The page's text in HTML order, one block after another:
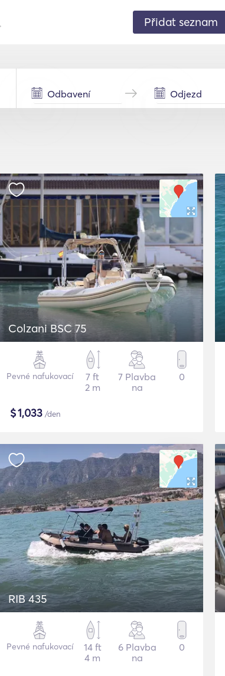
Přidat seznam
Colzani BSC 75
Pevné nafukovací
7 ft
2 m
7 Plavba
na
0
$1,033 /den
RIB 435
Pevné nafukovací
14 ft
4 m
6 Plavba
na
0